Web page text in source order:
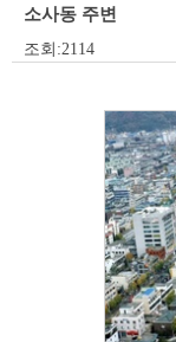
소사동 주변
조회:2114